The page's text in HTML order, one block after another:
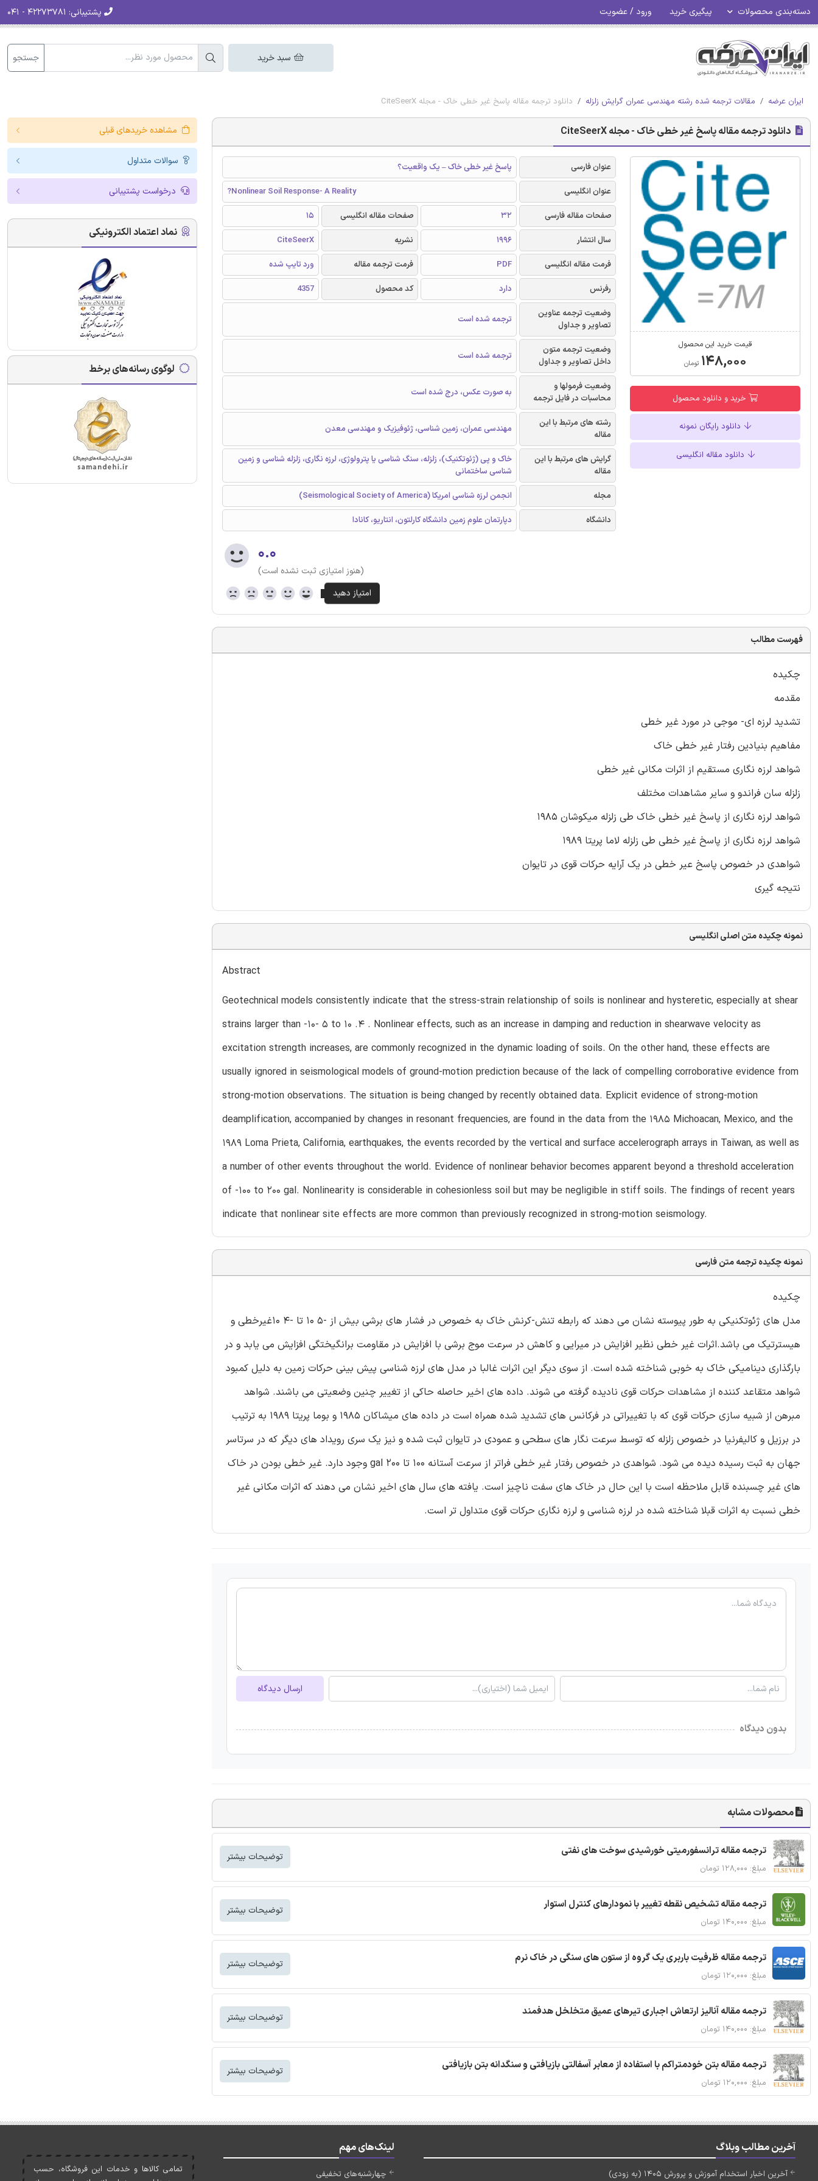
دسته‌بندی محصولات پیگیری خرید ورود / عضویت پشتیبانی:
سبد خرید جستجو
ایران عرضه مقالات ترجمه شده رشته مهندسی عمران گرایش زلزله دانلود ترجمه مقاله پاسخ غیر خطی خاک - مجله CiteSeerX
دانلود ترجمه مقاله پاسخ غیر خطی خاک - مجله CiteSeerX
قیمت خرید این محصول
۱۴۸,۰۰۰ تومان
خرید و دانلود محصول
دانلود رایگان نمونه
دانلود مقاله انگلیسی
عنوان فارسی
پاسخ غیر خطی خاک – یک واقعیت؟
عنوان انگلیسی
?Nonlinear Soil Response- A Reality
صفحات مقاله فارسی
32 صفحات مقاله انگلیسی
15
سال انتشار
1996 نشریه
CiteSeerX
فرمت مقاله انگلیسی
PDF فرمت ترجمه مقاله
ورد تایپ شده
رفرنس
دارد کد محصول
4357
وضعیت ترجمه عناوین
تصاویر و جداول
ترجمه شده است
وضعیت ترجمه متون
داخل تصاویر و جداول
ترجمه شده است
وضعیت فرمولها و
محاسبات در فایل ترجمه
به صورت عکس، درج شده است
رشته های مرتبط با این
مقاله
مهندسی عمران، زمین شناسی، ژئوفیزیک و مهندسی معدن
گرایش های مرتبط با این
مقاله
خاک و پی (ژئوتکنیک)، زلزله، سنگ شناسی یا پترولوژی، لرزه‌ نگاری، زلزله شناسی و زمین
شناسی ساختمانی
مجله
انجمن لرزه شناسی امریکا (Seismological Society of America)
دانشگاه
دپارتمان علوم زمین دانشگاه کارلتون، انتاریو، کانادا
۰.۰
(هنوز امتیازی ثبت نشده است)
فهرست مطالب
چکیده
مقدمه
تشدید لرزه ای- موجی در مورد غیر خطی
مفاهیم بنیادین رفتار غیر خطی خاک
شواهد لرزه نگاری مستقیم از اثرات مکانی غیر خطی
زلزله سان فراندو و سایر مشاهدات مختلف
شواهد لرزه نگاری از پاسخ غیر خطی خاک طی زلزله میکوشان ۱۹۸۵
شواهد لرزه نگاری از پاسخ غیر خطی طی زلزله لاما پریتا ۱۹۸۹
شواهدی در خصوص پاسخ عیر خطی در یک آرایه حرکات قوی در تایوان
نتیجه گیری
نمونه چکیده متن اصلی انگلیسی
Abstract
Geotechnical models consistently indicate that the stress-strain relationship of soils is nonlinear and hysteretic, especially at shear
strains larger than -10- 5 to 10 .4 . Nonlinear effects, such as an increase in damping and reduction in shearwave velocity as
excitation strength increases, are commonly recognized in the dynamic loading of soils. On the other hand, these effects are
usually ignored in seismological models of ground-motion prediction because of the lack of compelling corroborative evidence from
strong-motion observations. The situation is being changed by recently obtained data. Explicit evidence of strong-motion
deamplification, accompanied by changes in resonant frequencies, are found in the data from the 1985 Michoacan, Mexico, and the
1989 Loma Prieta, California, earthquakes, the events recorded by the vertical and surface accelerograph arrays in Taiwan, as well as
a number of other events throughout the world. Evidence of nonlinear behavior becomes apparent beyond a threshold acceleration
of -100 to 200 gal. Nonlinearity is considerable in cohesionless soil but may be negligible in stiff soils. The findings of recent years
indicate that nonlinear site effects are more common than previously recognized in strong-motion seismology.
نمونه چکیده ترجمه متن فارسی
چکیده
مدل های ژئوتکنیکی به طور پیوسته نشان می دهند که رابطه تنش-کرنش خاک به خصوص در فشار های برشی بیش از -5 10 تا -4 10غیرخطی و
هیسترتیک می باشد.اثرات غیر خطی نظیر افزایش در میرایی و کاهش در سرعت موج برشی با افزایش در مقاومت برانگیختگی افزایش می یابد و در
بارگذاری دینامیکی خاک به خوبی شناخته شده است. از سوی دیگر این اثرات غالبا در مدل های لرزه شناسی پیش بینی حرکات زمین به دلیل کمبود
شواهد متقاعد کننده از مشاهدات حرکات قوی نادیده گرفته می شوند. داده های اخیر حاصله حاکی از تغییر چنین وضعیتی می باشند. شواهد
مبرهن از شبیه سازی حرکات قوی که با تغییراتی در فرکانس های تشدید شده همراه است در داده های میشاکان 1985 و بوما پریتا 1989 به ترتیب
در برزیل و کالیفرنیا در خصوص زلزله که توسط سرعت نگار های سطحی و عمودی در تایوان ثبت شده و نیز یک سری رویداد های دیگر که در سرتاسر
جهان به ثبت رسیده دیده می شود. شواهدی در خصوص رفتار غیر خطی فراتر از سرعت آستانه 100 تا 200 gal وجود دارد. غیر خطی بودن در خاک
های غیر چسبنده قابل ملاحظه است با این حال در خاک های سفت ناچیز است. یافته های سال های اخیر نشان می دهند که اثرات مکانی غیر
خطی نسبت به اثرات قبلا شناخته شده در لرزه شناسی و لرزه نگاری حرکات قوی متداول تر است.
ارسال دیدگاه
بدون دیدگاه
محصولات مشابه
ترجمه مقاله ترانسفورمیتی خورشیدی سوخت های نفتی
مبلغ: ۱۲۸,۰۰۰ تومان
توضیحات بیشتر
ترجمه مقاله تشخیص نقطه تغییر با نمودارهای کنترل استوار
مبلغ: ۱۴۰,۰۰۰ تومان
توضیحات بیشتر
ترجمه مقاله ظرفیت باربری یک گروه از ستون های سنگی در خاک نرم
مبلغ: ۱۲۰,۰۰۰ تومان
توضیحات بیشتر
ترجمه مقاله آنالیز ارتعاش اجباری تیرهای عمیق متخلخل هدفمند
مبلغ: ۱۴۰,۰۰۰ تومان
توضیحات بیشتر
ترجمه مقاله بتن خودمتراکم با استفاده از معابر آسفالتی بازیافتی و سنگدانه بتن بازیافتی
مبلغ: ۱۲۰,۰۰۰ تومان
توضیحات بیشتر
مشاهده خریدهای قبلی
سوالات متداول
درخواست پشتیبانی
نماد اعتماد الکترونیکی
لوگوی رسانه‌های برخط
آخرین مطالب وبلاگ
آخرین اخبار استخدام آموزش و پرورش 1405 (به زودی)
لینک‌های مهم
چهارشنبه‌های تخفیفی
تمامی کالاها و خدمات اين فروشگاه، حسب